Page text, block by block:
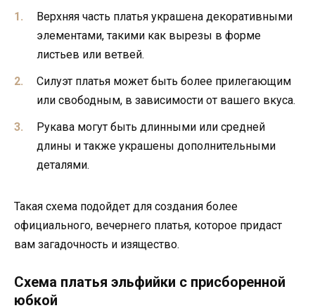
Верхняя часть платья украшена декоративными
элементами, такими как вырезы в форме
листьев или ветвей.
Силуэт платья может быть более прилегающим
или свободным, в зависимости от вашего вкуса.
Рукава могут быть длинными или средней
длины и также украшены дополнительными
деталями.
Такая схема подойдет для создания более
официального, вечернего платья, которое придаст
вам загадочность и изящество.
Схема платья эльфийки с присборенной
юбкой